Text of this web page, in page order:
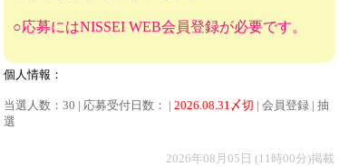
○応募にはNISSEI WEB会員登録が必要です。
個人情報：
当選人数：30 | 応募受付日数： | 2026.08.31〆切 | 会員登録 | 抽
選
2026年08月05日 (11時00分)掲載